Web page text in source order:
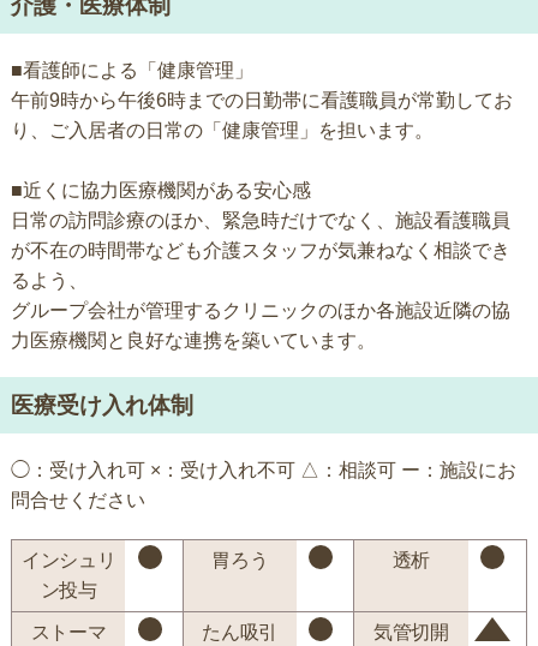
介護・医療体制
■看護師による「健康管理」
午前9時から午後6時までの日勤帯に看護職員が常勤してお
り、ご入居者の日常の「健康管理」を担います。
■近くに協力医療機関がある安心感
日常の訪問診療のほか、緊急時だけでなく、施設看護職員
が不在の時間帯なども介護スタッフが気兼ねなく相談でき
るよう、
グループ会社が管理するクリニックのほか各施設近隣の協
力医療機関と良好な連携を築いています。
医療受け入れ体制
◯：受け入れ可 ×：受け入れ不可 △：相談可 ー：施設にお
問合せください
インシュリ
ン投与
胃ろう 透析
ストーマ たん吸引 気管切開